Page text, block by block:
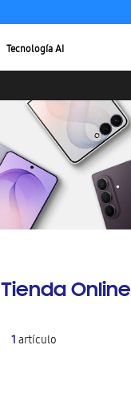
Tecnología AI
Tienda Online
1artículo